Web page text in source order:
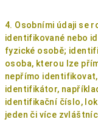
4. Osobními údaji se
identifikované nebo
fyzické osobě;
osoba, kterou lze
nepřímo
identifikátor,
identifikační číslo,
jeden či více